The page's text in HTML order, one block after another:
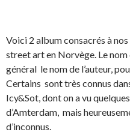
Voici 2 album consacrés à
street art en Norvège. Le
général le nom de l’auteur,
Certains sont très connus
Icy&Sot, dont on a vu
d’Amterdam, mais
d’inconnus.